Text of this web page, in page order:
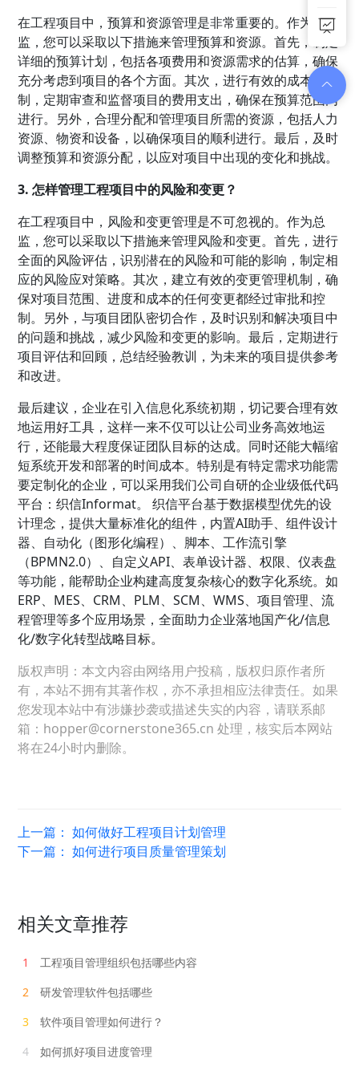
在工程项目中，预算和资源管理是非常重要的。作为总
监，您可以采取以下措施来管理预算和资源。首先，制定
详细的预算计划，包括各项费用和资源需求的估算，确保
充分考虑到项目的各个方面。其次，进行有效的成本控
制，定期审查和监督项目的费用支出，确保在预算范围内
进行。另外，合理分配和管理项目所需的资源，包括人力
资源、物资和设备，以确保项目的顺利进行。最后，及时
调整预算和资源分配，以应对项目中出现的变化和挑战。
3. 怎样管理工程项目中的风险和变更？
在工程项目中，风险和变更管理是不可忽视的。作为总
监，您可以采取以下措施来管理风险和变更。首先，进行
全面的风险评估，识别潜在的风险和可能的影响，制定相
应的风险应对策略。其次，建立有效的变更管理机制，确
保对项目范围、进度和成本的任何变更都经过审批和控
制。另外，与项目团队密切合作，及时识别和解决项目中
的问题和挑战，减少风险和变更的影响。最后，定期进行
项目评估和回顾，总结经验教训，为未来的项目提供参考
和改进。
最后建议，企业在引入信息化系统初期，切记要合理有效
地运用好工具，这样一来不仅可以让公司业务高效地运
行，还能最大程度保证团队目标的达成。同时还能大幅缩
短系统开发和部署的时间成本。特别是有特定需求功能需
要定制化的企业，可以采用我们公司自研的企业级低代码
平台：织信Informat。 织信平台基于数据模型优先的设
计理念，提供大量标准化的组件，内置AI助手、组件设计
器、自动化（图形化编程）、脚本、工作流引擎
（BPMN2.0）、自定义API、表单设计器、权限、仪表盘
等功能，能帮助企业构建高度复杂核心的数字化系统。如
ERP、MES、CRM、PLM、SCM、WMS、项目管理、流
程管理等多个应用场景，全面助力企业落地国产化/信息
化/数字化转型战略目标。
版权声明：本文内容由网络用户投稿，版权归原作者所
有，本站不拥有其著作权，亦不承担相应法律责任。如果
您发现本站中有涉嫌抄袭或描述失实的内容，请联系邮
箱：hopper@cornerstone365.cn 处理，核实后本网站
将在24小时内删除。
上一篇：如何做好工程项目计划管理
下一篇：如何进行项目质量管理策划
相关文章推荐
1
工程项目管理组织包括哪些内容
2
研发管理软件包括哪些
3
软件项目管理如何进行？
4
如何抓好项目进度管理